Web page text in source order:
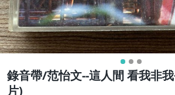
錄音帶/范怡文--這人間 看我非
片)